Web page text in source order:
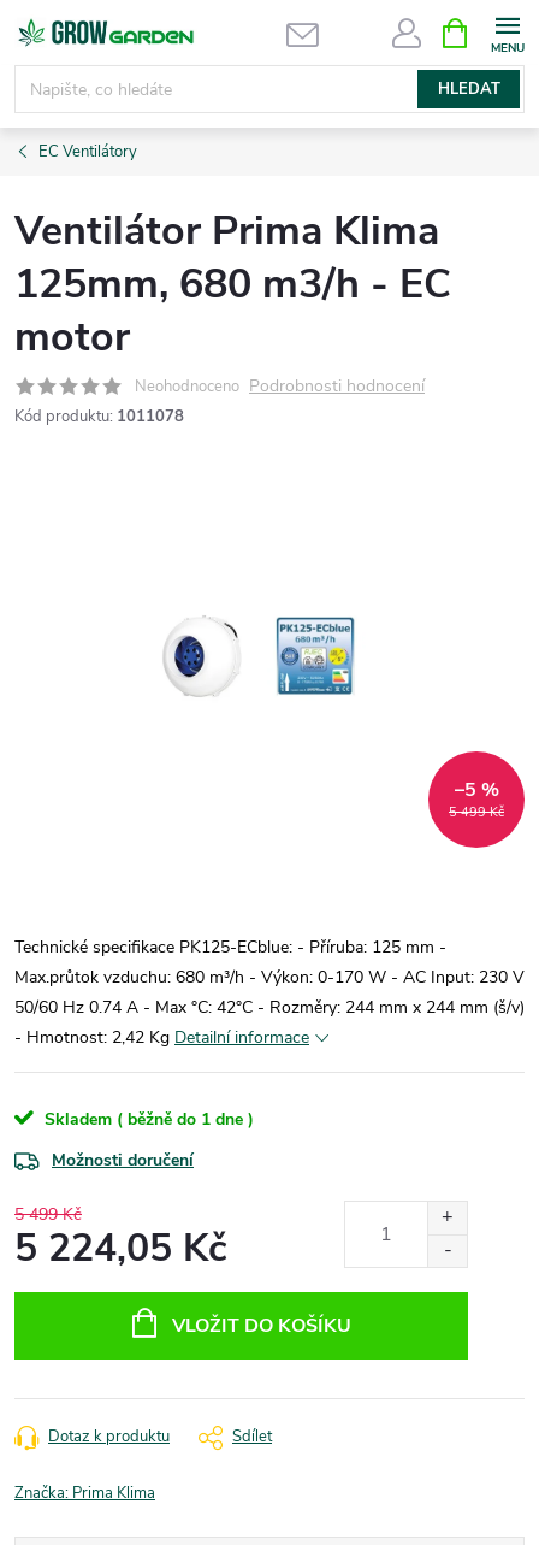
Přejít
obsah
HLEDAT
NÁKUPNÍ
KOŠÍK
EC Ventilátory
Ventilátor Prima Klima
125mm, 680 m3/h - EC
motor
Neohodnoceno Podrobnosti hodnocení
Kód produktu: 1011078
5 499 Kč
–5 %
Technické specifikace PK125-ECblue: - Příruba: 125 mm -
Max.průtok vzduchu: 680 m³/h - Výkon: 0-170 W - AC Input: 230 V
50/60 Hz 0.74 A - Max °C: 42°C - Rozměry: 244 mm x 244 mm (š/v)
- Hmotnost: 2,42 Kg Detailní informace
Skladem ( běžně do 1 dne )
Možnosti doručení
5 499 Kč
5 224,05 Kč
VLOŽIT DO KOŠÍKU
Dotaz k produktu Sdílet
Značka: Prima Klima